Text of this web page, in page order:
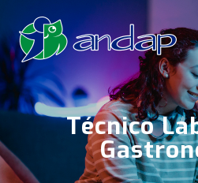
contenido
Técnico